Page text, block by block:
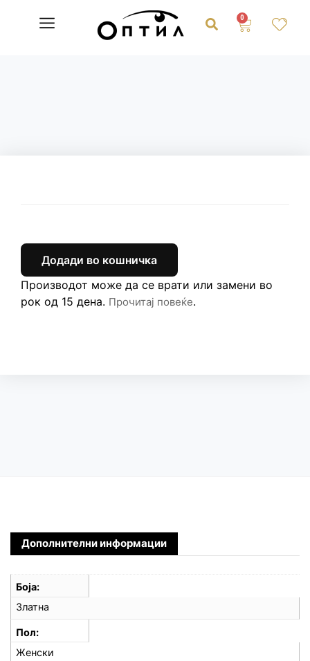
0
Додади во кошничка
Производот може да се врати или замени во
рок од 15 дена. Прочитај повеќе.
Дополнителни информации
Боја
Златна
Пол
Женски